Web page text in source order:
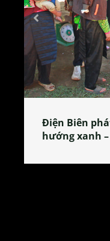
– bền vững